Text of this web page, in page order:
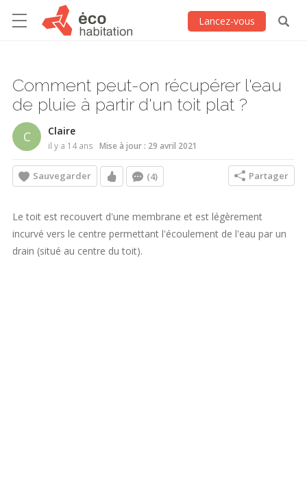
Lancez-vous
Comment peut-on récupérer l'eau
de pluie à partir d'un toit plat ?
C Claire
il y a 14 ans Mise à jour : 29 avril 2021
Sauvegarder (4) Partager
Le toit est recouvert d'une membrane et est légèrement
incurvé vers le centre permettant l'écoulement de l'eau par un
drain (situé au centre du toit).